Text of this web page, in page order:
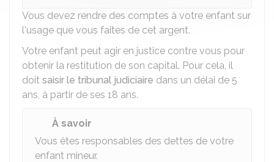
Vous devez rendre des comptes à votre enfant sur
l'usage que vous faites de cet argent.
Votre enfant peut agir en justice contre vous pour
obtenir la restitution de son capital. Pour cela, il
doit saisir le tribunal judiciaire dans un délai de 5
ans, à partir de ses 18 ans.
À savoir
Vous êtes responsables des dettes de votre
enfant mineur.